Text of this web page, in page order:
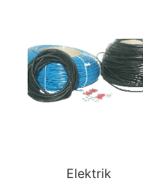
Elektrik